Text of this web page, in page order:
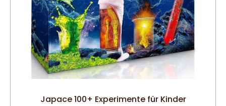
Japace 100+ Experimente für Kinder